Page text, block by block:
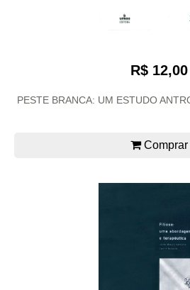
R$ 12,00
PESTE BRANCA: UM ESTUDO
Comprar